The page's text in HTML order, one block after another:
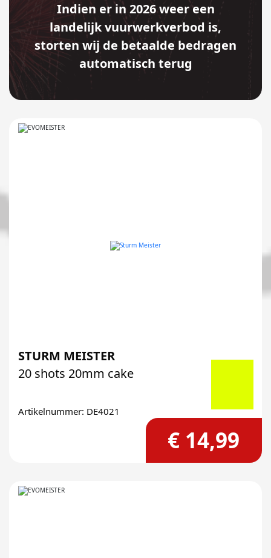
Indien er in 2026 weer een
landelijk vuurwerkverbod is,
storten wij de betaalde bedragen
automatisch terug
STURM MEISTER
20 shots 20mm cake
Artikelnummer: DE4021
€ 14,99